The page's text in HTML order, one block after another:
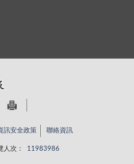
訊安全政策 聯絡資訊
人次：
11983986